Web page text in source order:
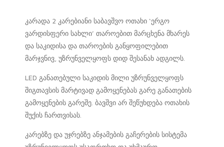
კარადა 2 კარებიანი საბავშვო ოთახი ‘ერგო
ვარდისფერი სახლი’ თაროებით მარცხენა მხარეს
და საკიდისა და თაროების განყოფილებით
მარჯვნივ, უზრუნველყოფს დიდ შესანახ ადგილს.
LED განათებული საკიდის მილი უზრუნველყოფს
შიგთავსის მარტივად გამოყენებას გარე განათების
გამოყენების გარეშე. ბავშვი არ შეწუხდება ოთახის
შუქის ჩართვისას.
კარებზე და უჯრებზე ანჯამების გაჩერების სისტემა